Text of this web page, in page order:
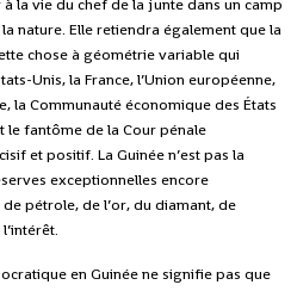
nature. Elle retiendra également que la
chose à géométrie variable qui
Unis, la France, l’Union européenne,
la Communauté économique des États
le fantôme de la Cour pénale
et positif. La Guinée n’est pas la
exceptionnelles encore
pétrole, de l’or, du diamant, de
en Guinée ne signifie pas que